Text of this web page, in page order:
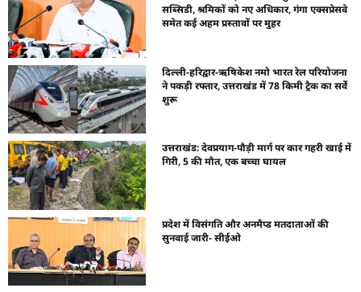
सब्सिडी, श्रमिकों को नए अधिकार, गंगा एक्सप्रेसवे
समेत कई अहम प्रस्तावों पर मुहर
दिल्ली-हरिद्वार-ऋषिकेश नमो भारत रेल परियोजना
ने पकड़ी रफ्तार, उत्तराखंड में 78 किमी ट्रैक का सर्वे
शुरू
उत्तराखंड: देवप्रयाग-पौड़ी मार्ग पर कार गहरी खाई में
गिरी, 5 की मौत, एक बच्चा घायल
प्रदेश में विसंगति और अनमैप्ड मतदाताओं की
सुनवाई जारी- सीईओ